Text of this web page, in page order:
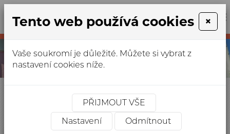
+420
678
Důležité informace
Tento web používá cookies ×
Vaše soukromí je důležité. Můžete si vybrat z
nastavení cookies níže.
PŘIJMOUT VŠE
Nastavení
Odmítnout